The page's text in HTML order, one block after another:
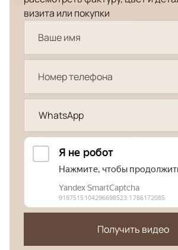
визита или покупки
WhatsApp
Получить видео